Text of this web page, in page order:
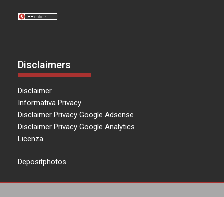
Disclaimers
Disclaimer
Informativa Privacy
Disclaimer Privacy Google Adsense
Disclaimer Privacy Google Analytics
Licenza
Depositphotos